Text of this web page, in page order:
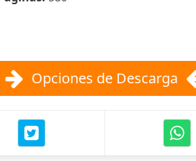
Opciones de Descarga